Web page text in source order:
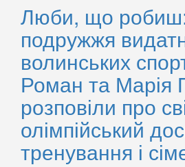
Люби, що
подружжя
волинських
Роман та Марія
розповіли про
олімпійський
тренування і